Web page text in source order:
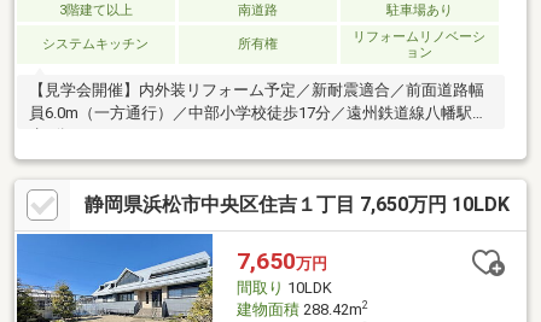
3階建て以上 南道路 駐車場あり
システムキッチン 所有権
リフォームリノベーシ
ョン
【見学会開催】内外装リフォーム予定／新耐震適合／前面道路幅
員6.0m（一方通行）／中部小学校徒歩17分／遠州鉄道線八幡駅徒
歩7分
静岡県浜松市中央区住吉１丁目 7,650万円 10LDK
7,650万円
間取り 10LDK
建物面積288.42m2